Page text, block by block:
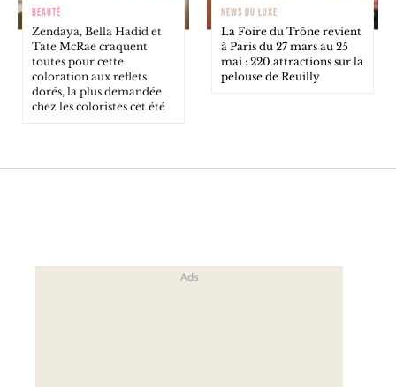
BEAUTÉ
Zendaya, Bella Hadid et
Tate McRae craquent
toutes pour cette
coloration aux reflets
dorés, la plus demandée
chez les coloristes cet été
NEWS DU LUXE
La Foire du Trône revient
à Paris du 27 mars au 25
mai : 220 attractions sur la
pelouse de Reuilly